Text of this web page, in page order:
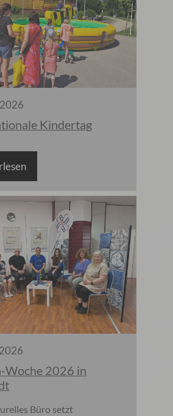
2026
Kindertag
2026
Woche 2026 in
Büro setzt